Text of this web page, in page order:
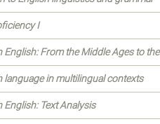
I
English: From the Middle Ages to
language in multilingual contexts
English: Text Analysis